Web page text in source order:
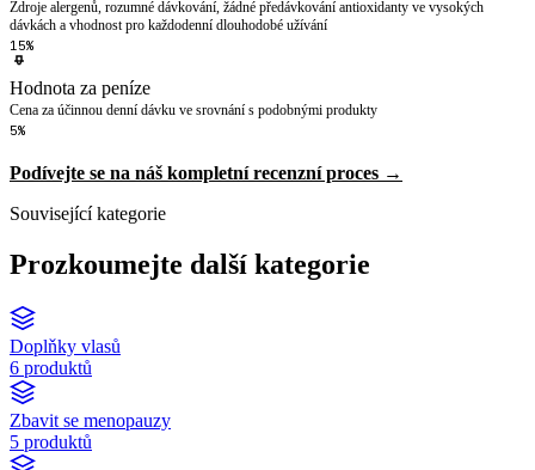
Zdroje alergenů, rozumné dávkování, žádné předávkování antioxidanty ve vysokých
dávkách a vhodnost pro každodenní dlouhodobé užívání
15%
Hodnota za peníze
Cena za účinnou denní dávku ve srovnání s podobnými produkty
5%
Podívejte se na náš kompletní recenzní proces →
Související kategorie
Prozkoumejte další kategorie
Doplňky vlasů
6 produktů
Zbavit se menopauzy
5 produktů